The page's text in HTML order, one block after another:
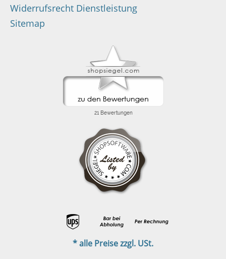
Widerrufsrecht Dienstleistung
Sitemap
* alle Preise zzgl. USt.